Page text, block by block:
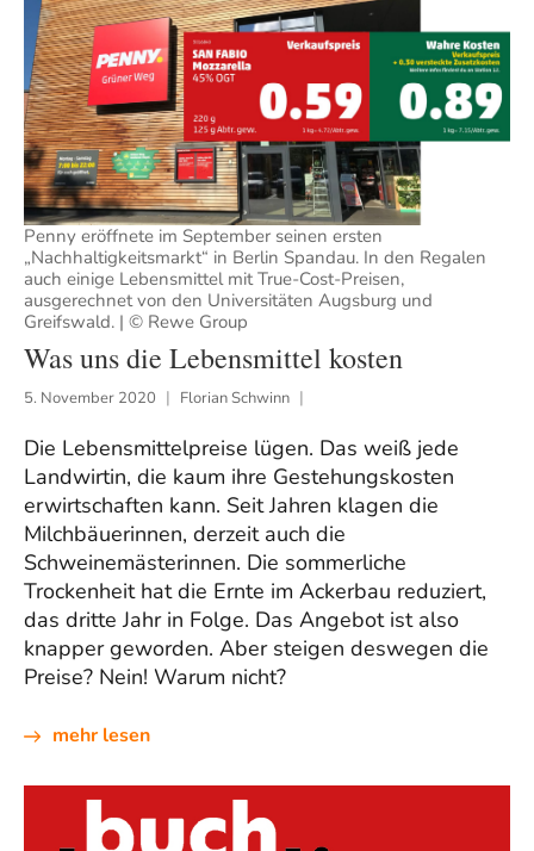
Penny eröffnete im September seinen ersten
„Nachhaltigkeitsmarkt“ in Berlin Spandau. In den Regalen
auch einige Lebensmittel mit True-Cost-Preisen,
ausgerechnet von den Universitäten Augsburg und
Greifswald. | © Rewe Group
Was uns die Lebensmittel kosten
5. November 2020 Florian Schwinn
Die Lebensmittelpreise lügen. Das weiß jede
Landwirtin, die kaum ihre Gestehungskosten
erwirtschaften kann. Seit Jahren klagen die
Milchbäuerinnen, derzeit auch die
Schweinemästerinnen. Die sommerliche
Trockenheit hat die Ernte im Ackerbau reduziert,
das dritte Jahr in Folge. Das Angebot ist also
knapper geworden. Aber steigen deswegen die
Preise? Nein! Warum nicht?
mehr lesen